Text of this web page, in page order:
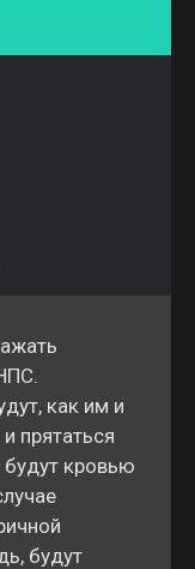
как им и
прятаться
будут кровью
будут